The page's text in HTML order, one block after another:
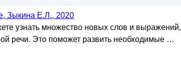
Зыкина Е.Л., 2020
узнать множество новых слов и выражений,
речи. Это поможет развить необходимые …